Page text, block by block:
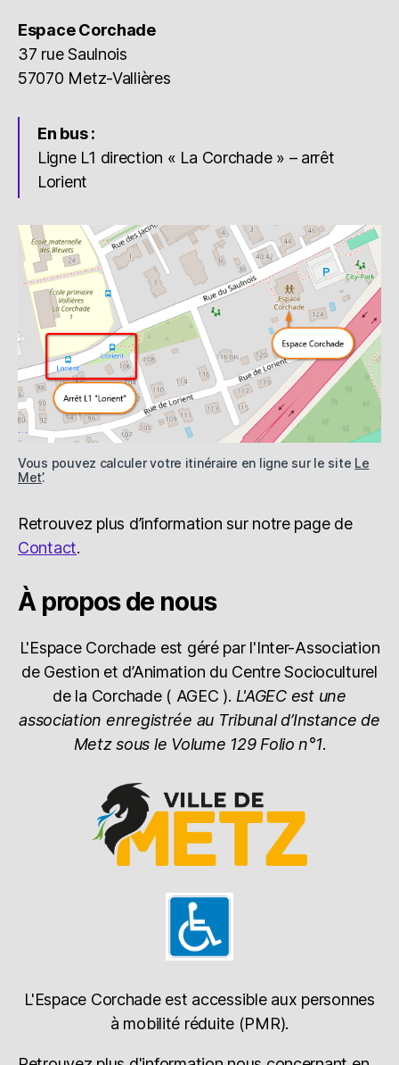
Espace Corchade
37 rue Saulnois
57070 Metz-Vallières
En bus :
Ligne L1 direction « La Corchade » – arrêt
Lorient
Vous pouvez calculer votre itinéraire en ligne sur le site Le
Met’.
Retrouvez plus d’information sur notre page de
Contact.
À propos de nous
L'Espace Corchade est géré par l'Inter-Association
de Gestion et d’Animation du Centre Socioculturel
de la Corchade ( AGEC ). L'AGEC est une
association enregistrée au Tribunal d’Instance de
Metz sous le Volume 129 Folio n°1.
L'Espace Corchade est accessible aux personnes
à mobilité réduite (PMR).